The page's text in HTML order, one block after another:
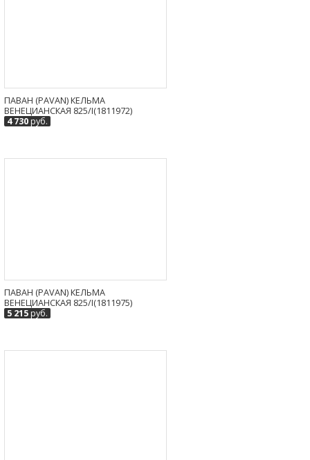
ПАВАН (PAVAN) КЕЛЬМА
ВЕНЕЦИАНСКАЯ 825/I(1811972)
4 730руб.
ПАВАН (PAVAN) КЕЛЬМА
ВЕНЕЦИАНСКАЯ 825/I(1811975)
5 215руб.